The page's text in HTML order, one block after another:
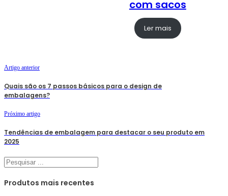
com sacos
Ler mais
Artigo anterior
Quais são os 7 passos básicos para o design de
embalagens?
Próximo artigo
Tendências de embalagem para destacar o seu produto em
2025
Pesquisar
Produtos mais recentes